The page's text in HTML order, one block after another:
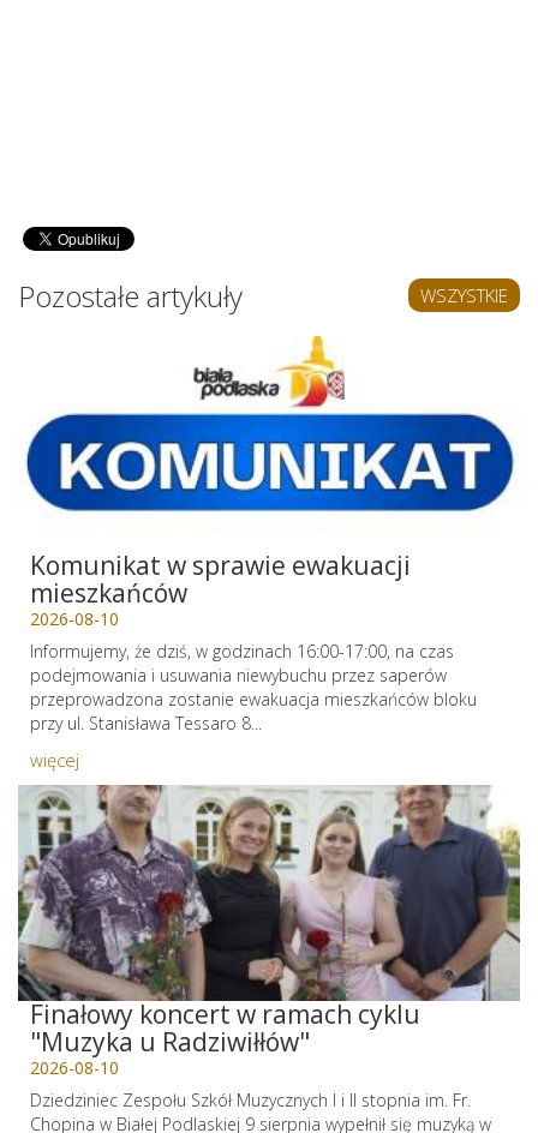
Pozostałe artykuły WSZYSTKIE
Komunikat w sprawie ewakuacji
mieszkańców
2026-08-10
Informujemy, że dziś, w godzinach 16:00-17:00, na czas
podejmowania i usuwania niewybuchu przez saperów
przeprowadzona zostanie ewakuacja mieszkańców bloku
przy ul. Stanisława Tessaro 8...
więcej
Finałowy koncert w ramach cyklu
"Muzyka u Radziwiłłów"
2026-08-10
Dziedziniec Zespołu Szkół Muzycznych I i II stopnia im. Fr.
Chopina w Białej Podlaskiej 9 sierpnia wypełnił się muzyką w